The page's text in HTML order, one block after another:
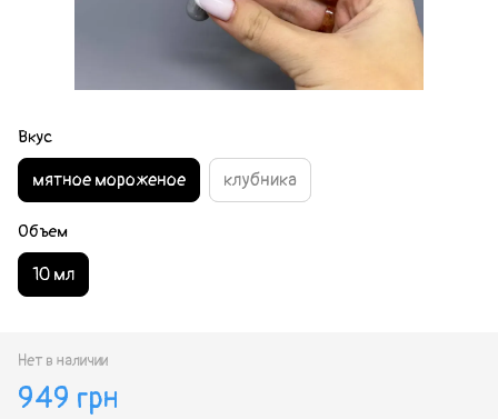
Вкус
мятное мороженое клубника
Объем
10 мл
Нет в наличии
949 грн